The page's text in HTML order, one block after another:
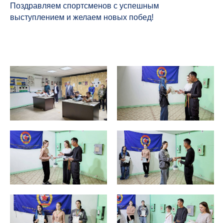
Поздравляем спортсменов с успешным
выступлением и желаем новых побед!